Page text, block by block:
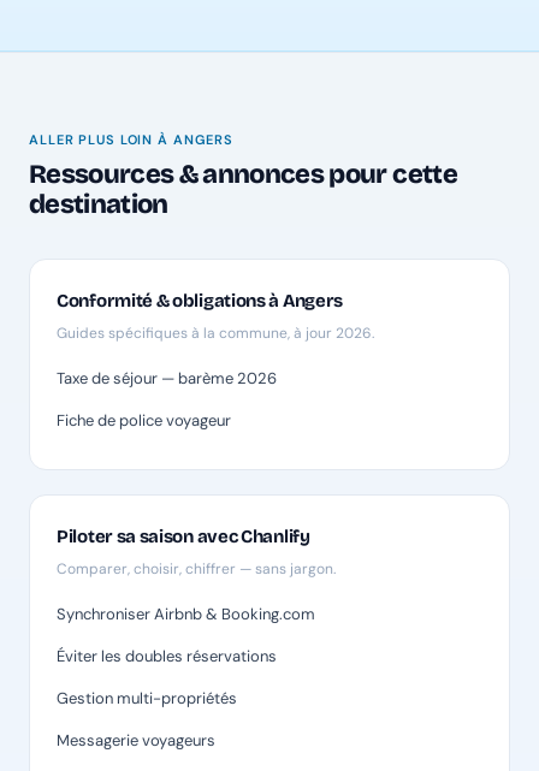
ALLER PLUS LOIN À ANGERS
Ressources & annonces pour cette
destination
Conformité & obligations à Angers
Guides spécifiques à la commune, à jour 2026.
Taxe de séjour — barème 2026
Fiche de police voyageur
Piloter sa saison avec Chanlify
Comparer, choisir, chiffrer — sans jargon.
Synchroniser Airbnb & Booking.com
Éviter les doubles réservations
Gestion multi-propriétés
Messagerie voyageurs